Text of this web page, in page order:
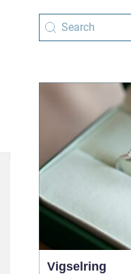
Vigselring